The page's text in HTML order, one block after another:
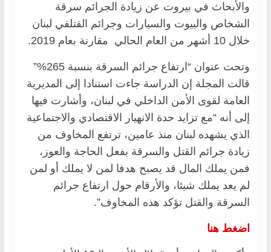
والأبحاث في بيروت عن زيادة الجرائم سرقة
الشخاص والبيوت والسيارات وجرائم القتلفي لبنان
خلال 10 أشهر من العام الحالي مقارنة بعام 2019.
وتحت عنوان “ارتفاع جرائم السرقة بنسبة 265%”
قالت المجلة إن الدراسة جاءت استنادا إلى المديرية
العامة لقوى الأمن الداخلي في لبنان، وأشارت فيها
إلى أنه “مع تزايد حدة الانهيار الاقتصادي والاجتماعية
الذي يشهده لبنان منذ عامين، ترتفع المخاوف من
زيادة جرائم القتل والسرقة بفعل الحاجة والعوز،
فمن يملك المال قد يصبح هدفا لمن لا يملك أو لمن
لم يعد يملك شيئا، والأرقام حول ارتفاع جرائم
السرقة والقتل تؤكد هذه المخاوف”.
اضغط هنا